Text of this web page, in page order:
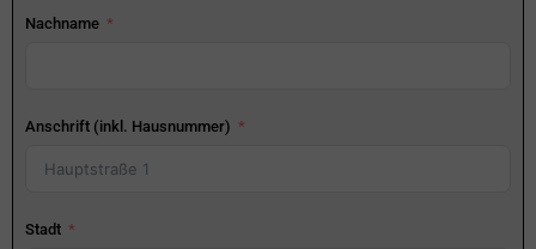
Nachname
Anschrift (inkl. Hausnummer)
Stadt